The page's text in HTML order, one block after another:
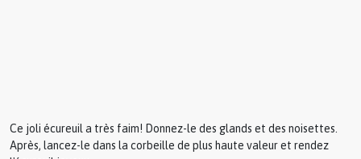
Ce joli écureuil a très faim! Donnez-le des glands et des noisettes.
Après, lancez-le dans la corbeille de plus haute valeur et rendez